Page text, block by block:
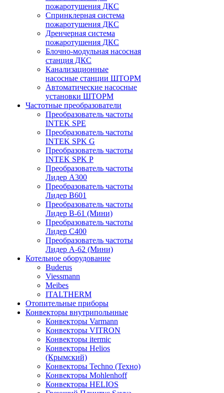
пожаротушения ДКС
Спринклерная система
пожаротушения ДКС
Дренчерная система
пожаротушения ДКС
Блочно-модульная насосная
станция ДКС
Канализационные
насосные станции ШТОРМ
Автоматические насосные
установки ШТОРМ
Частотные преобразователи
Преобразователь частоты
INTEK SPE
Преобразователь частоты
INTEK SPK G
Преобразователь частоты
INTEK SPK P
Преобразователь частоты
Лидер А300
Преобразователь частоты
Лидер B601
Преобразователь частоты
Лидер В-61 (Мини)
Преобразователь частоты
Лидер С400
Преобразователь частоты
Лидер А-62 (Мини)
Котельное оборудование
Buderus
Viessmann
Meibes
ITALTHERM
Отопительные приборы
Конвекторы внутрипольнные
Конвекторы Varmann
Конвекторы VITRON
Конвекторы itermic
Конвекторы Helios
(Крымский)
Конвекторы Techno (Техно)
Конвекторы Mohlenhoff
Конвекторы HELIOS